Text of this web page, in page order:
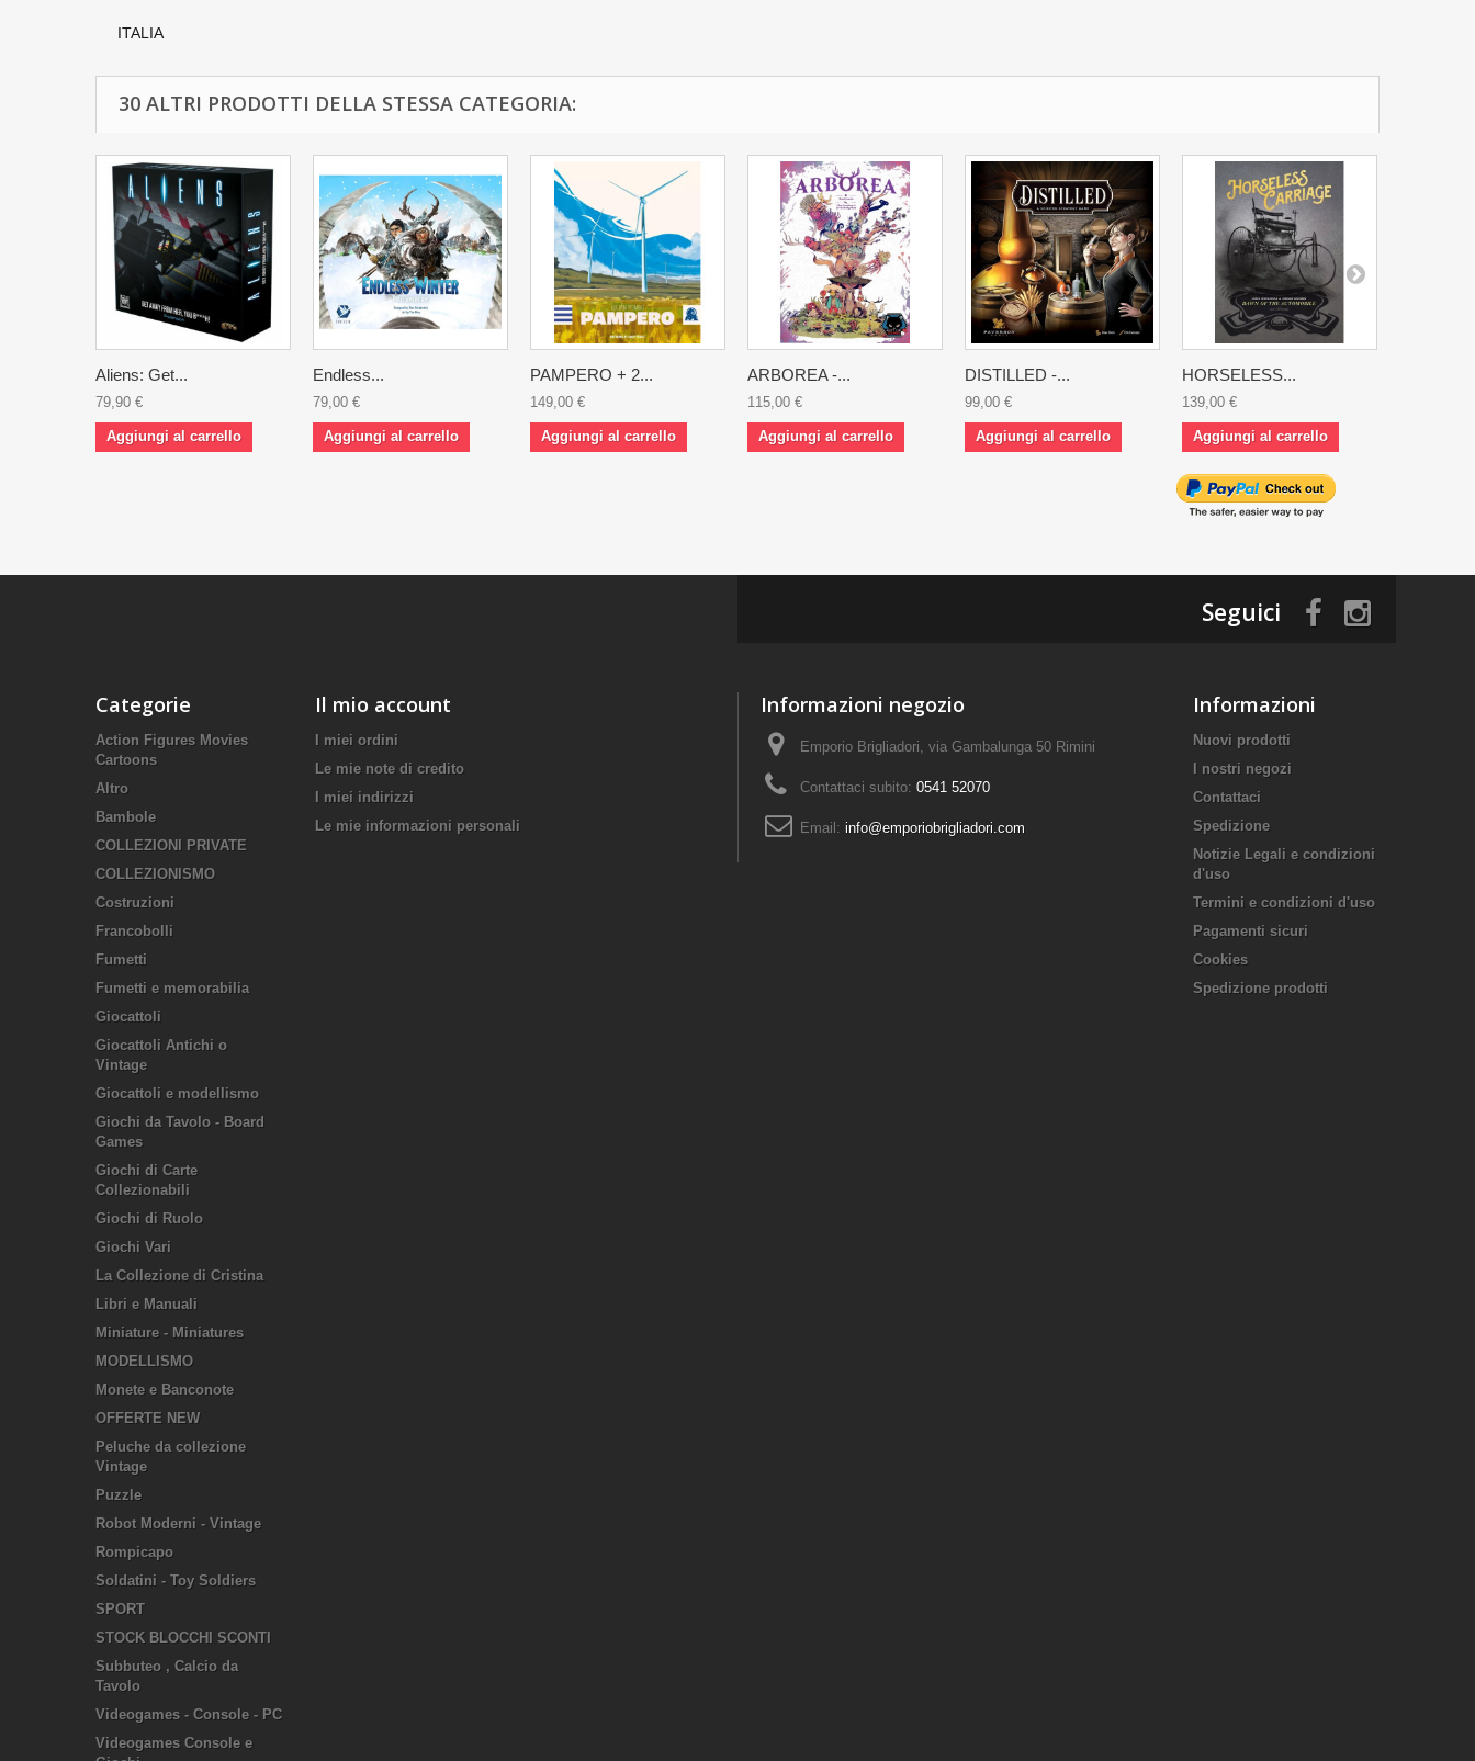
ITALIA
30 ALTRI PRODOTTI DELLA STESSA CATEGORIA:
Aliens: Get...
79,90 €
Aggiungi al carrello
Endless...
79,00 €
Aggiungi al carrello
PAMPERO + 2...
149,00 €
Aggiungi al carrello
ARBOREA -...
115,00 €
Aggiungi al carrello
DISTILLED -...
99,00 €
Aggiungi al carrello
HORSELESS...
139,00 €
Aggiungi al carrello
Seguici
Categorie
Action Figures Movies
Cartoons
Altro
Bambole
COLLEZIONI PRIVATE
COLLEZIONISMO
Costruzioni
Francobolli
Fumetti
Fumetti e memorabilia
Giocattoli
Giocattoli Antichi o
Vintage
Giocattoli e modellismo
Giochi da Tavolo - Board
Games
Giochi di Carte
Collezionabili
Giochi di Ruolo
Giochi Vari
La Collezione di Cristina
Libri e Manuali
Miniature - Miniatures
MODELLISMO
Monete e Banconote
OFFERTE NEW
Peluche da collezione
Vintage
Puzzle
Robot Moderni - Vintage
Rompicapo
Soldatini - Toy Soldiers
SPORT
STOCK BLOCCHI SCONTI
Subbuteo , Calcio da
Tavolo
Videogames - Console - PC
Videogames Console e
Il mio account
I miei ordini
Le mie note di credito
I miei indirizzi
Le mie informazioni personali
Informazioni negozio
Emporio Brigliadori, via Gambalunga 50 Rimini
Contattaci subito: 0541 52070
Email: info@emporiobrigliadori.com
Informazioni
Nuovi prodotti
I nostri negozi
Contattaci
Spedizione
Notizie Legali e condizioni
d'uso
Termini e condizioni d'uso
Pagamenti sicuri
Cookies
Spedizione prodotti